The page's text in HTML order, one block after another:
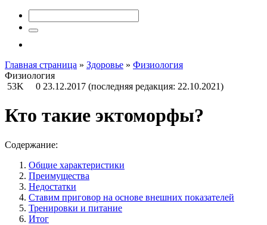
Главная страница » Здоровье » Физиология
Физиология
53K
0 23.12.2017 (последняя редакция: 22.10.2021)
Кто такие эктоморфы?
Содержание:
Общие характеристики
Преимущества
Недостатки
Ставим приговор на основе внешних показателей
Тренировки и питание
Итог